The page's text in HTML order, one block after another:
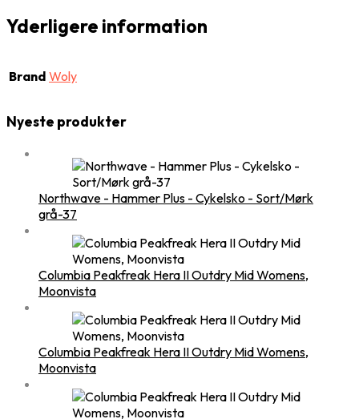
Yderligere information
Brand Woly
Nyeste produkter
Northwave - Hammer Plus - Cykelsko - Sort/Mørk
grå-37
Columbia Peakfreak Hera II Outdry Mid Womens,
Moonvista
Columbia Peakfreak Hera II Outdry Mid Womens,
Moonvista